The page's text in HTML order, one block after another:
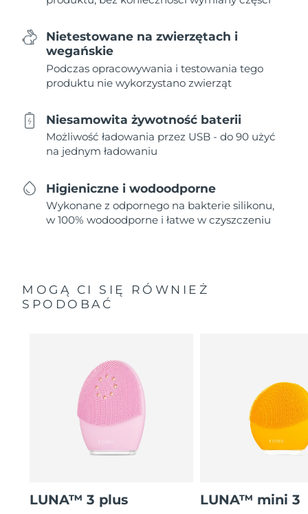
Nietestowane na zwierzętach i
wegańskie
Podczas opracowywania i testowania tego
produktu nie wykorzystano zwierząt
Niesamowita żywotność baterii
Możliwość ładowania przez USB - do 90 użyć
na jednym ładowaniu
Higieniczne i wodoodporne
Wykonane z odpornego na bakterie silikonu,
w 100% wodoodporne i łatwe w czyszczeniu
MOGĄ CI SIĘ RÓWNIEŻ
SPODOBAĆ
LUNA™ 3 plus LUNA™ mini 3